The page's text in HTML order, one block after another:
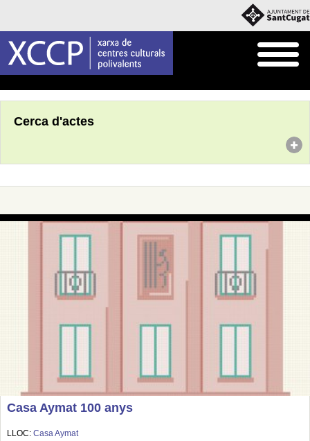
Cerca d'actes
Casa Aymat 100 anys
LLOC: Casa Aymat